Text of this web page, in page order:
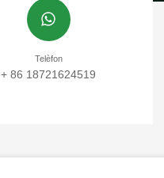
Telèfon
+ 86 18721624519